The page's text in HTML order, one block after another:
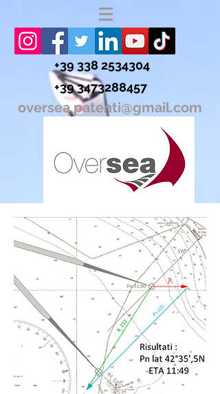
+39 338 2534304
+39 3473288457
oversea.patenti@gmail.com